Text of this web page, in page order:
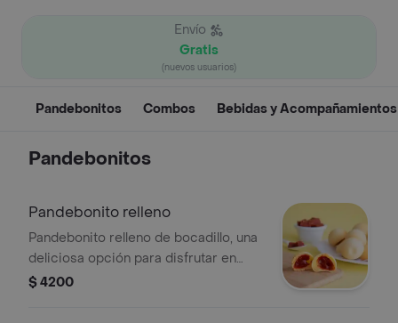
Envío
Gratis
(nuevos usuarios)
Pandebonitos Combos Bebidas y Acompañamientos
Pandebonitos
Pandebonito relleno
Pandebonito relleno de bocadillo, una
deliciosa opción para disfrutar en
cualquier momento.
$ 4200